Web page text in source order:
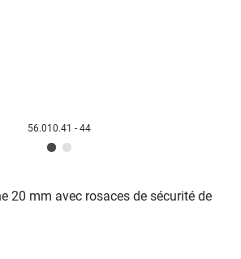
56.010.41 - 44
20 mm avec rosaces de sécurité de